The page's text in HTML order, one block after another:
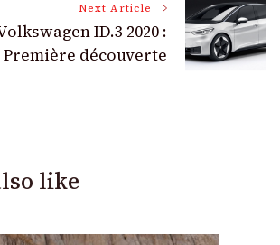
Next Article
ID.3 2020 :
Première découverte
like